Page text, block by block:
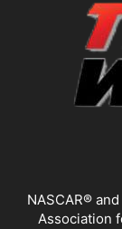
NASCAR®
Association